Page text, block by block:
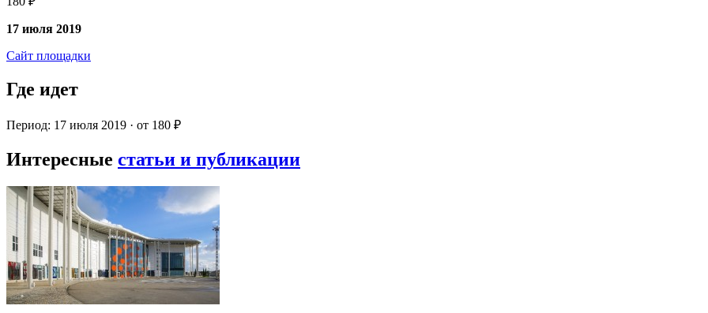
17 июля 2019
Сайт площадки
Где идет
Период: 17 июля 2019 · от 180 ₽
Интересные статьи и публикации